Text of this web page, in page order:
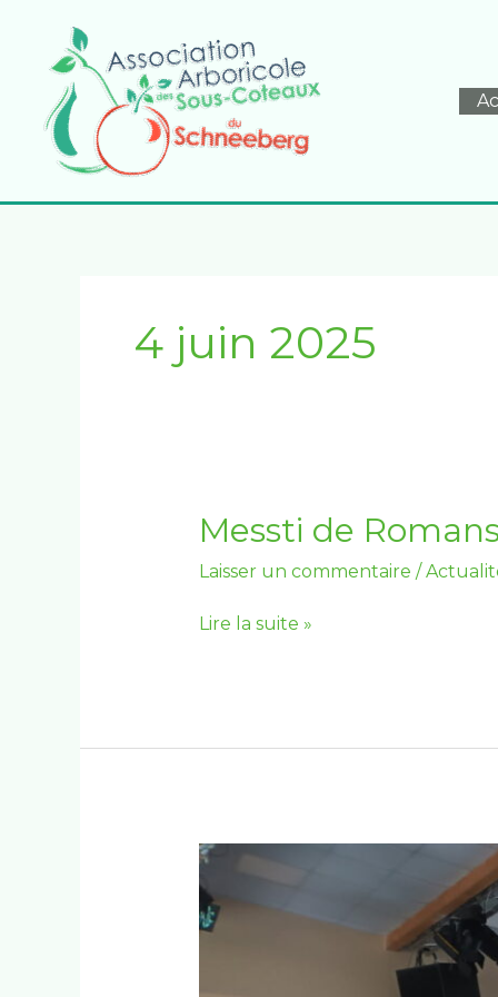
contenu
4 juin 2025
Messti de
Laisser un commentaire /
Messti
de
Romanswiller
26
Lire la suite »
Conférence
« Les
enjeux
des